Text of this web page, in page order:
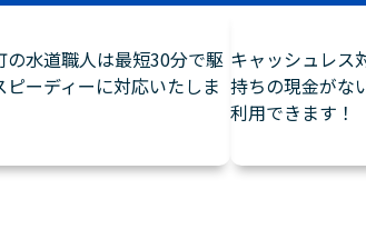
の水道職人は最短30分で駆
ピーディーに対応いたしま
キャッシュレス
持ちの現金がな
利用できます！